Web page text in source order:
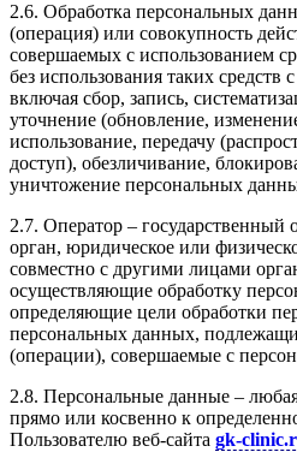
2.6. Обработка персональных
(операция) или совокупность
совершаемых с использованием
без использования таких
включая сбор, запись,
уточнение (обновление,
использование, передачу
доступ), обезличивание,
уничтожение персональных
2.7. Оператор –
орган, юридическое или
совместно с другими лицами
осуществляющие обработку
определяющие цели обработки
персональных данных,
(операции), совершаемые с
2.8. Персональные данные –
прямо или косвенно к
Пользователю веб-сайта gk-